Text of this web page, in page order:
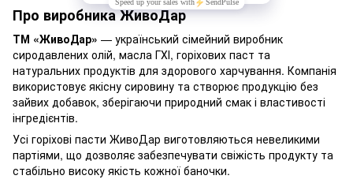
Про виробника ЖивоДар
ТМ «ЖивоДар» — український сімейний виробник
сиродавлених олій, масла ГХІ, горіхових паст та
натуральних продуктів для здорового харчування. Компанія
використовує якісну сировину та створює продукцію без
зайвих добавок, зберігаючи природний смак і властивості
інгредієнтів.
Усі горіхові пасти ЖивоДар виготовляються невеликими
партіями, що дозволяє забезпечувати свіжість продукту та
стабільно високу якість кожної баночки.